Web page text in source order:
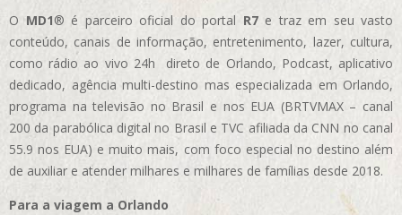
OMD1® é parceiro oficial do portal R7e traz em seu vasto
conteúdo, canais de informação, entretenimento, lazer, cultura,
como rádio ao vivo 24h direto de Orlando, Podcast, aplicativo
dedicado, agência multi-destino mas especializada em Orlando,
programa na televisão no Brasil e nos EUA (BRTVMAX – canal
200 da parabólica digital no Brasil e TVC afiliada da CNN no canal
55.9 nos EUA) e muito mais, com foco especial no destino além
de auxiliar e atender milhares e milhares de famílias desde 2018.
Para a viagem a Orlando